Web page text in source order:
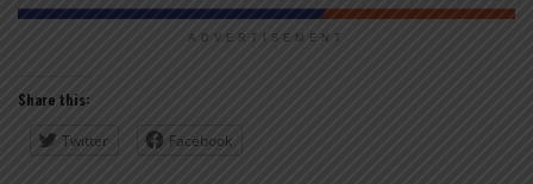
ADVERTISEMENT
Share this:
Twitter Facebook